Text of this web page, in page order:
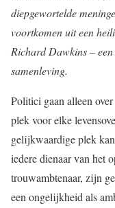
diepgewortelde
voortkomen uit een
Richard Dawkins –
samenleving.
Politici gaan alleen
plek voor elke
gelijkwaardige plek
iedere dienaar van het
trouwambtenaar, zijn
een ongelijkheid als